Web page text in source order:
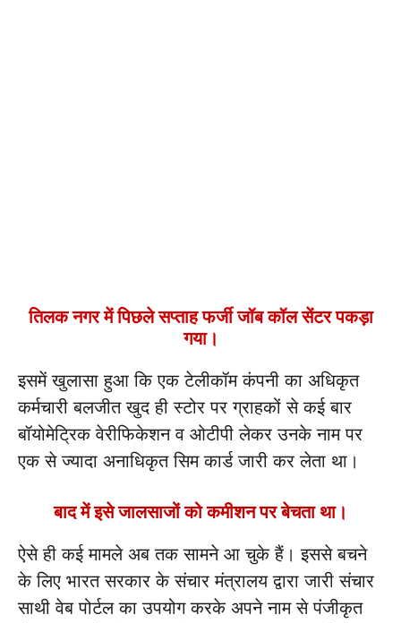
तिलक नगर में पिछले सप्ताह फर्जी जॉब कॉल सेंटर पकड़ा
गया।
इसमें खुलासा हुआ कि एक टेलीकॉम कंपनी का अधिकृत
कर्मचारी बलजीत खुद ही स्टोर पर ग्राहकों से कई बार
बॉयोमेट्रिक वेरीफिकेशन व ओटीपी लेकर उनके नाम पर
एक से ज्यादा अनाधिकृत सिम कार्ड जारी कर लेता था।
बाद में इसे जालसाजों को कमीशन पर बेचता था।
ऐसे ही कई मामले अब तक सामने आ चुके हैं। इससे बचने
के लिए भारत सरकार के संचार मंत्रालय द्वारा जारी संचार
साथी वेब पोर्टल का उपयोग करके अपने नाम से पंजीकृत